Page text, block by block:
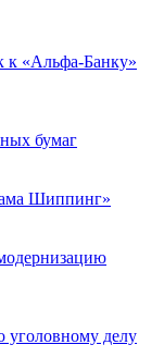
к «Альфа-Банку»
бумаг
Шиппинг»
уголовному делу